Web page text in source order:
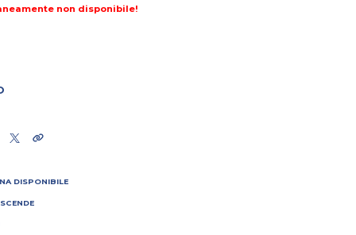
non disponibile!
DISPONIBILE